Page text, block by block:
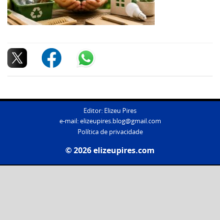
Editor: Elizeu Pires
e-mail:elizeupires.blog@gmail.com
Política de privacidade
© 2026 elizeupires.com